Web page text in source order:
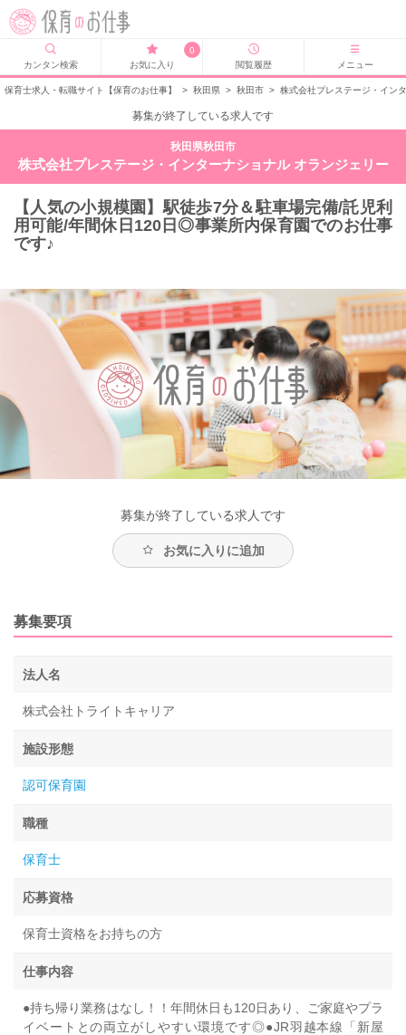
カンタン検索
0
お気に入り
閲覧履歴 メニュー
保育士求人・転職サイト【保育のお仕事】 > 秋田県 > 秋田市 > 株式会社プレステージ・イン
募集が終了している求人です
秋田県秋田市
株式会社プレステージ・インターナショナル オランジェリー
【人気の小規模園】駅徒歩7分＆駐車場完備/託児利
用可能/年間休日120日◎事業所内保育園でのお仕事
です♪
募集が終了している求人です
お気に入りに追加
募集要項
法人名
株式会社トライトキャリア
施設形態
認可保育園
職種
保育士
応募資格
保育士資格をお持ちの方
仕事内容
●持ち帰り業務はなし！！年間休日も120日あり、ご家庭やプラ
イベートとの両立がしやすい環境です◎●JR羽越本線「新屋